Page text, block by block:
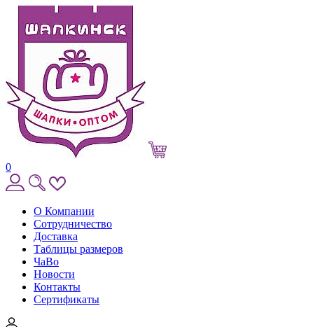
0
О Компании
Сотрудничество
Доставка
Таблицы размеров
ЧаВо
Новости
Контакты
Сертификаты